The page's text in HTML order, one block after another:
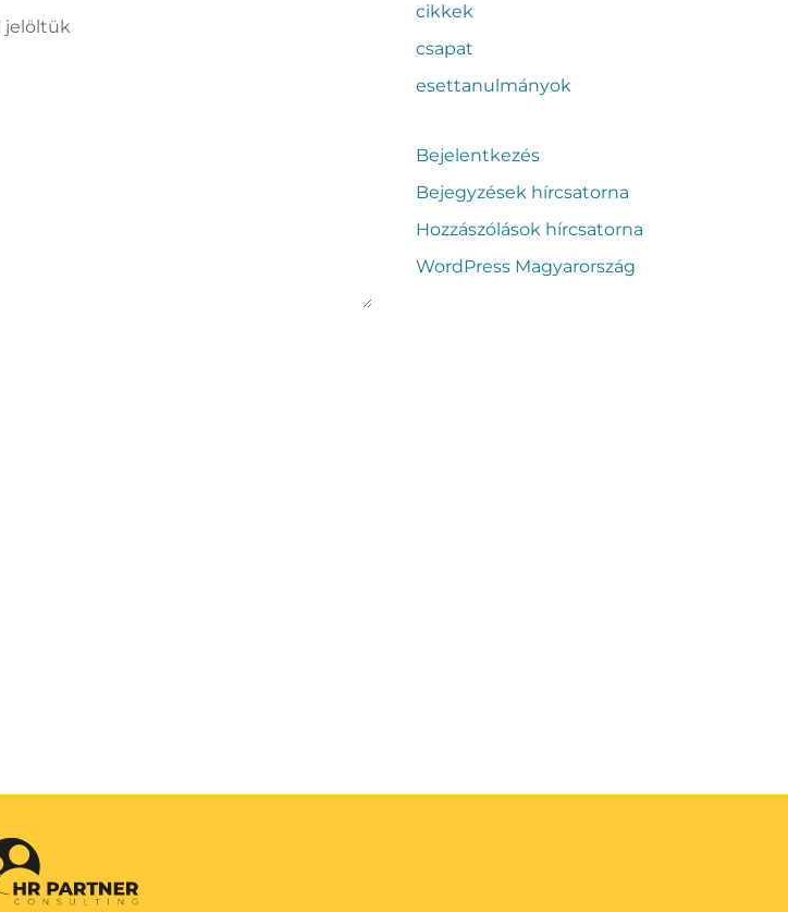
jelöltük
hozzászólásomhoz.
cikkek
csapat
esettanulmányok
Bejelentkezés
Bejegyzések hírcsatorna
Hozzászólások hírcsatorna
WordPress Magyarország